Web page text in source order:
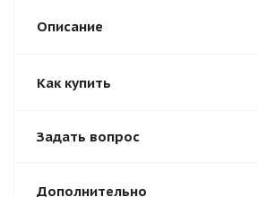
Описание
Как купить
Задать вопрос
Дополнительно